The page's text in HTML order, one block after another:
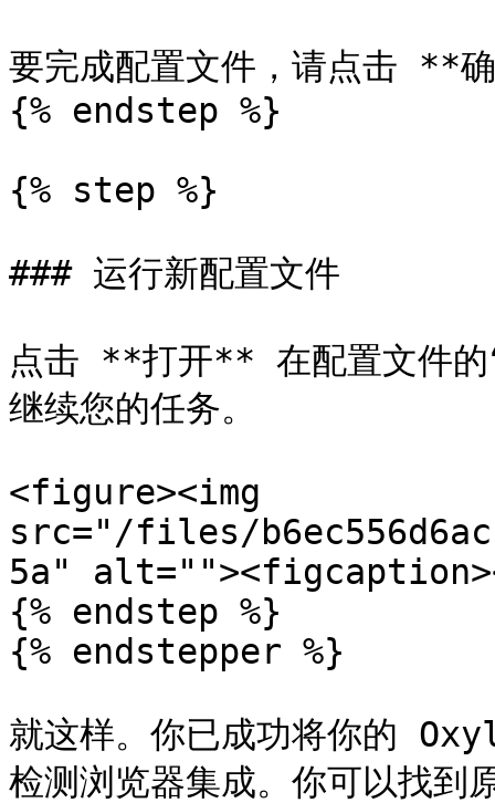
要完成配置文件，请点击 **
{% endstep %}
{% step %}
### 运行新配置文件
点击 **打开** 在配置文件的
继续您的任务。
<figure><img
src="/files/
5a"
{% endstep %}
{% endstepper %}
就这样。你已成功将你的
检测浏览器集成。你可以找